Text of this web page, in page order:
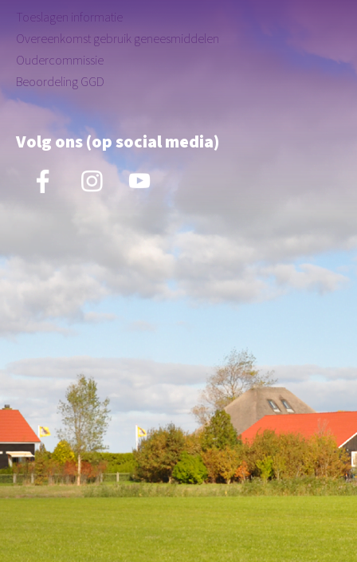
Toeslagen informatie
Overeenkomst gebruik geneesmiddelen
Oudercommissie
Beoordeling GGD
Volg ons (op social media)